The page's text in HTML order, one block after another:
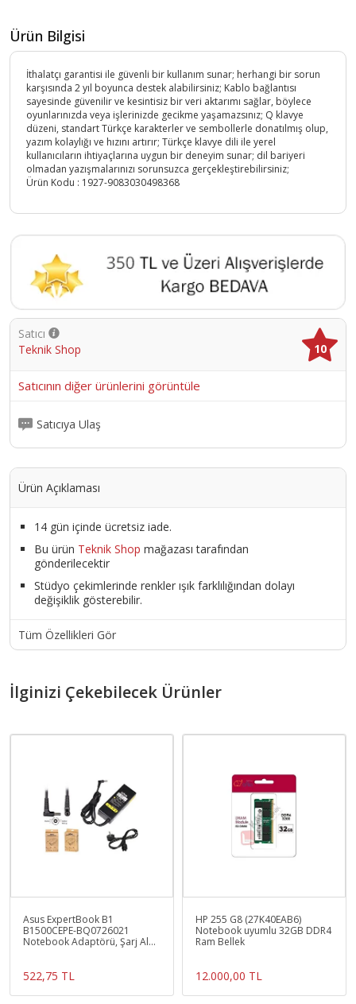
Ürün Bilgisi
İthalatçı garantisi ile güvenli bir kullanım sunar; herhangi bir sorun
karşısında 2 yıl boyunca destek alabilirsiniz; Kablo bağlantısı
sayesinde güvenilir ve kesintisiz bir veri aktarımı sağlar, böylece
oyunlarınızda veya işlerinizde gecikme yaşamazsınız; Q klavye
düzeni, standart Türkçe karakterler ve sembollerle donatılmış olup,
yazım kolaylığı ve hızını artırır; Türkçe klavye dili ile yerel
kullanıcıların ihtiyaçlarına uygun bir deneyim sunar; dil bariyeri
olmadan yazışmalarınızı sorunsuzca gerçekleştirebilirsiniz;
Ürün Kodu : 1927-9083030498368
Satıcı
Teknik Shop
10
Satıcının diğer ürünlerini görüntüle
Satıcıya Ulaş
Ürün Açıklaması
14 gün içinde ücretsiz iade.
Bu ürün Teknik Shop mağazası tarafından
gönderilecektir
Stüdyo çekimlerinde renkler ışık farklılığından dolayı
değişiklik gösterebilir.
Tüm Özellikleri Gör
İlginizi Çekebilecek Ürünler
Asus ExpertBook B1
B1500CEPE-BQ0726021
Notebook Adaptörü, Şarj Aleti
522,75 TL
HP 255 G8 (27K40EAB6)
Notebook uyumlu 32GB DDR4
Ram Bellek
12.000,00 TL